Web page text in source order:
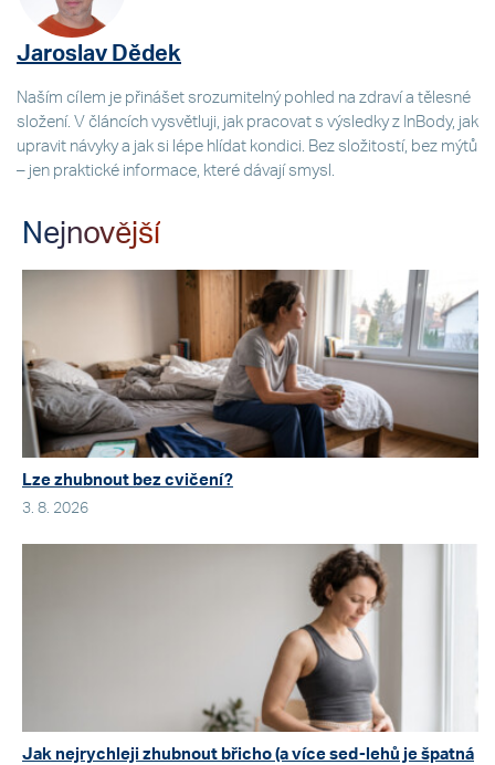
Jaroslav Dědek
Naším cílem je přinášet srozumitelný pohled na zdraví a tělesné
složení. V článcích vysvětluji, jak pracovat s výsledky z InBody, jak
upravit návyky a jak si lépe hlídat kondici. Bez složitostí, bez mýtů
– jen praktické informace, které dávají smysl.
Nejnovější
Lze zhubnout bez cvičení?
3. 8. 2026
Jak nejrychleji zhubnout břicho (a více sed-lehů je špatná